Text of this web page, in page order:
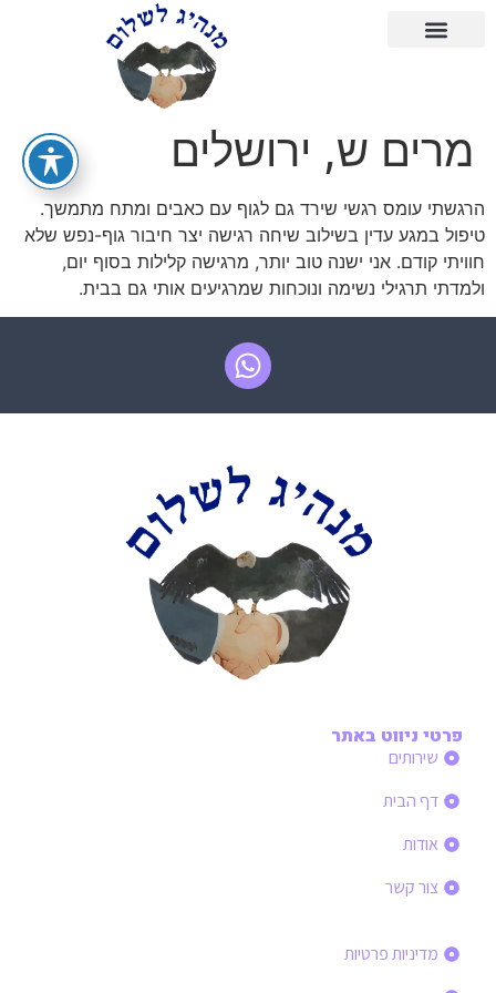
מרים ש, ירושלים
הרגשתי עומס רגשי שירד גם לגוף עם כאבים ומתח מתמשך.
טיפול במגע עדין בשילוב שיחה רגישה יצר חיבור גוף-נפש שלא
חוויתי קודם. אני ישנה טוב יותר, מרגישה קלילות בסוף יום,
ולמדתי תרגילי נשימה ונוכחות שמרגיעים אותי גם בבית.
פרטי ניווט באתר
שירותים
דף הבית
אודות
צור קשר
מדיניות פרטיות